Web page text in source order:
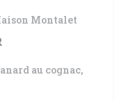
Montalet
au cognac,